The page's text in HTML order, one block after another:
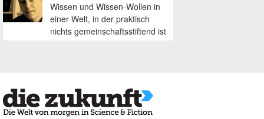
Wissen und Wissen-Wollen in
einer Welt, in der praktisch
nichts gemeinschaftsstiftend ist